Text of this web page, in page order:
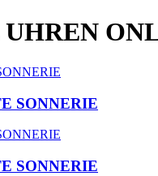
SONNERIE
SONNERIE